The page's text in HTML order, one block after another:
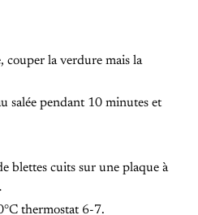
couper la verdure mais la
salée pendant 10 minutes et
blettes cuits sur une plaque à
thermostat 6-7.